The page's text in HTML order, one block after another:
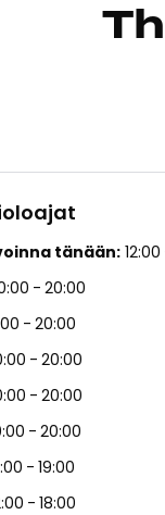
tänään 12:00
20:00
20:00
20:00
20:00
20:00
19:00
18:00